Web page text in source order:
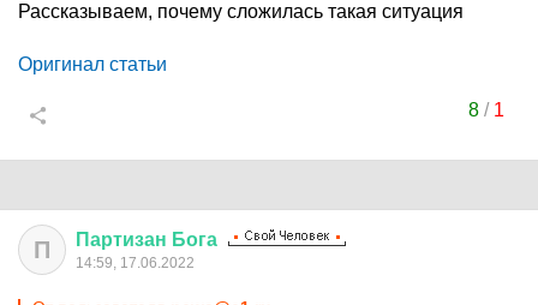
Рассказываем, почему сложилась такая ситуация
Оригинал статьи
8/ 1
П Партизан Бога
14:59, 17.06.2022